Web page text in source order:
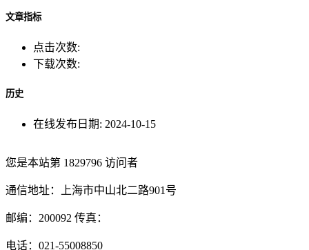
文章指标
点击次数:
下载次数:
历史
在线发布日期: 2024-10-15
您是本站第 1829796 访问者
通信地址：上海市中山北二路901号
邮编：200092 传真：
电话：021-55008850